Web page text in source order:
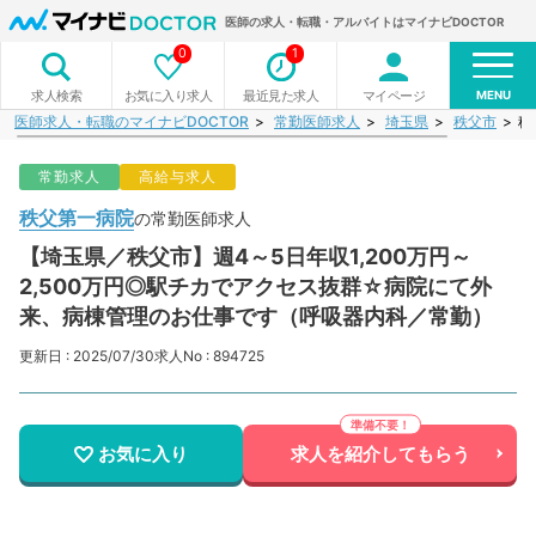
医師の求人・転職・アルバイトはマイナビDOCTOR
求人検索 お気に入り求人
0
最近見た求人
1
マイページ MENU
医師求人・転職のマイナビDOCTOR 常勤医師求人 埼玉県 秩父市 秩
常勤求人 高給与求人
秩父第一病院の常勤医師求人
【埼玉県／秩父市】週4～5日年収1,200万円～
2,500万円◎駅チカでアクセス抜群☆病院にて外
来、病棟管理のお仕事です（呼吸器内科／常勤）
更新日 : 2025/07/30求人No : 894725
お気に入り 求人を紹介してもらう